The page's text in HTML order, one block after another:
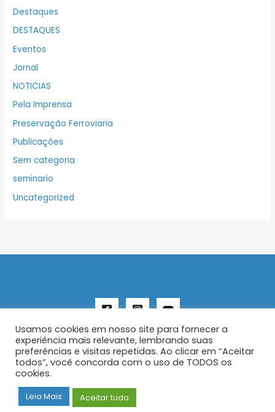
Destaques
DESTAQUES
Eventos
Jornal
NOTICIAS
Pela Imprensa
Preservação Ferroviaria
Publicações
Sem categoria
seminario
Uncategorized
Copyright © 2026 AENFER
Construído por IurySan
Usamos cookies em nosso site para fornecer a
experiência mais relevante, lembrando suas
preferências e visitas repetidas. Ao clicar em “Aceitar
todos”, você concorda com o uso de TODOS os
cookies.
Leia Mais Aceitar tudo